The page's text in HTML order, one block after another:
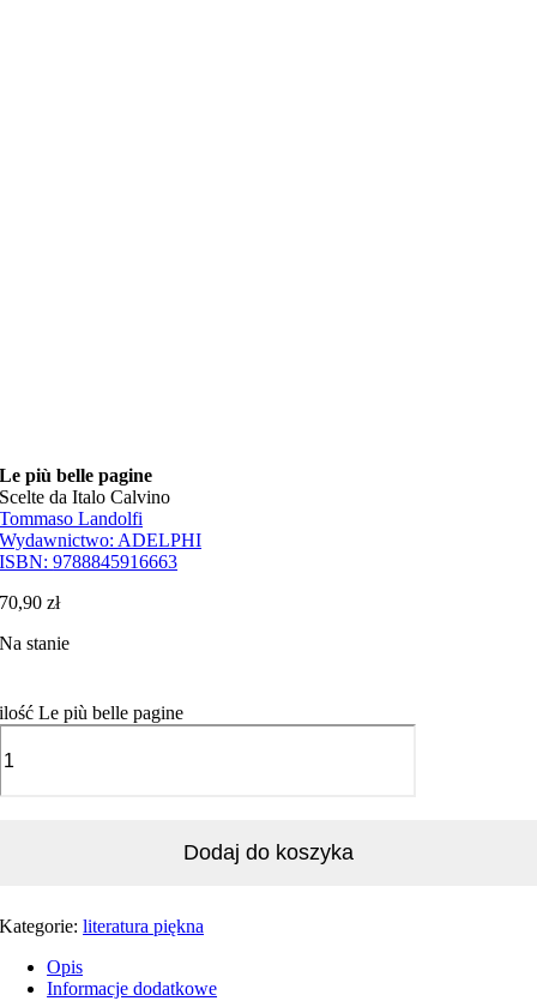
Le più belle pagine
Scelte da Italo Calvino
Tommaso Landolfi
Wydawnictwo: ADELPHI
ISBN:9788845916663
70,90zł
Na stanie
ilość Le più belle pagine
Dodaj do koszyka
Kategorie:literatura piękna
Opis
Informacje dodatkowe